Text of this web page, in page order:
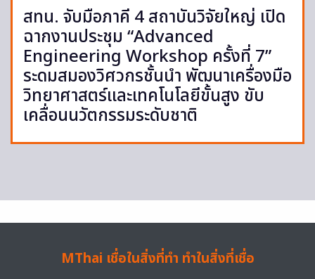
สทน. จับมือภาคี 4 สถาบันวิจัยใหญ่ เปิด
ฉากงานประชุม “Advanced
Engineering Workshop ครั้งที่ 7”
ระดมสมองวิศวกรชั้นนำ พัฒนาเครื่องมือ
วิทยาศาสตร์และเทคโนโลยีขั้นสูง ขับ
เคลื่อนนวัตกรรมระดับชาติ
MThai เชื่อในสิ่งที่ทำ ทำในสิ่งที่เชื่อ